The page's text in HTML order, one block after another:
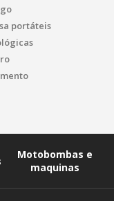
portáteis
Motobombas e
maquinas